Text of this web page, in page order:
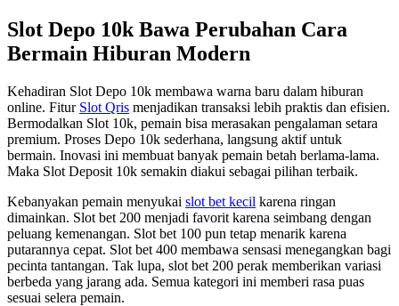
Slot Depo 10k Bawa Perubahan Cara
Bermain Hiburan Modern
Kehadiran Slot Depo 10k membawa warna baru dalam hiburan
online. Fitur Slot Qris menjadikan transaksi lebih praktis dan efisien.
Bermodalkan Slot 10k, pemain bisa merasakan pengalaman setara
premium. Proses Depo 10k sederhana, langsung aktif untuk
bermain. Inovasi ini membuat banyak pemain betah berlama-lama.
Maka Slot Deposit 10k semakin diakui sebagai pilihan terbaik.
Kebanyakan pemain menyukai slot bet kecil karena ringan
dimainkan. Slot bet 200 menjadi favorit karena seimbang dengan
peluang kemenangan. Slot bet 100 pun tetap menarik karena
putarannya cepat. Slot bet 400 membawa sensasi menegangkan bagi
pecinta tantangan. Tak lupa, slot bet 200 perak memberikan variasi
berbeda yang jarang ada. Semua kategori ini memberi rasa puas
sesuai selera pemain.